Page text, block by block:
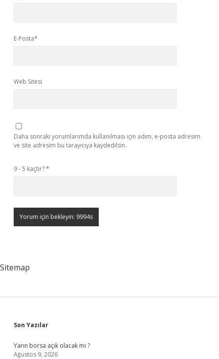
E-Posta*
Web Sitesi
Daha sonraki yorumlarımda kullanılması için adım, e-posta adresim
ve site adresim bu tarayıcıya kaydedilsin.
9 - 5 kaçtır?*
Sitemap
Sidebar
Son Yazılar
Yarın borsa açık olacak mı ?
Ağustos 9, 2026